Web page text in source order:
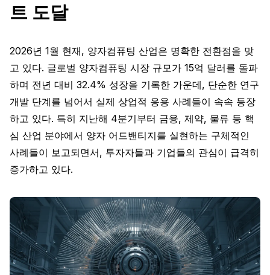
트 도달
2026년 1월 현재, 양자컴퓨팅 산업은 명확한 전환점을 맞
고 있다. 글로벌 양자컴퓨팅 시장 규모가 15억 달러를 돌파
하며 전년 대비 32.4% 성장을 기록한 가운데, 단순한 연구
개발 단계를 넘어서 실제 상업적 응용 사례들이 속속 등장
하고 있다. 특히 지난해 4분기부터 금융, 제약, 물류 등 핵
심 산업 분야에서 양자 어드밴티지를 실현하는 구체적인
사례들이 보고되면서, 투자자들과 기업들의 관심이 급격히
증가하고 있다.